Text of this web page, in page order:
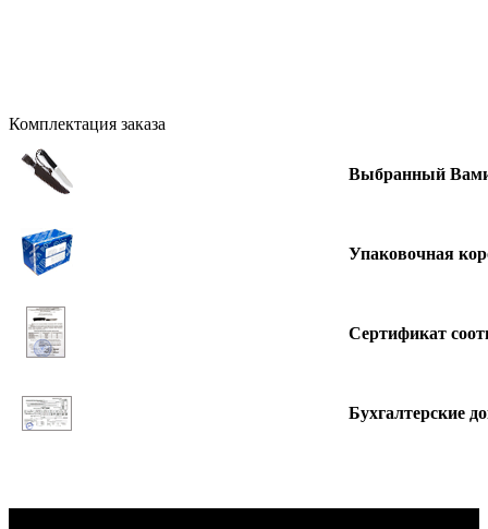
Комплектация заказа
Выбранный
Упаковочная
Сертификат
Бухгалтерские